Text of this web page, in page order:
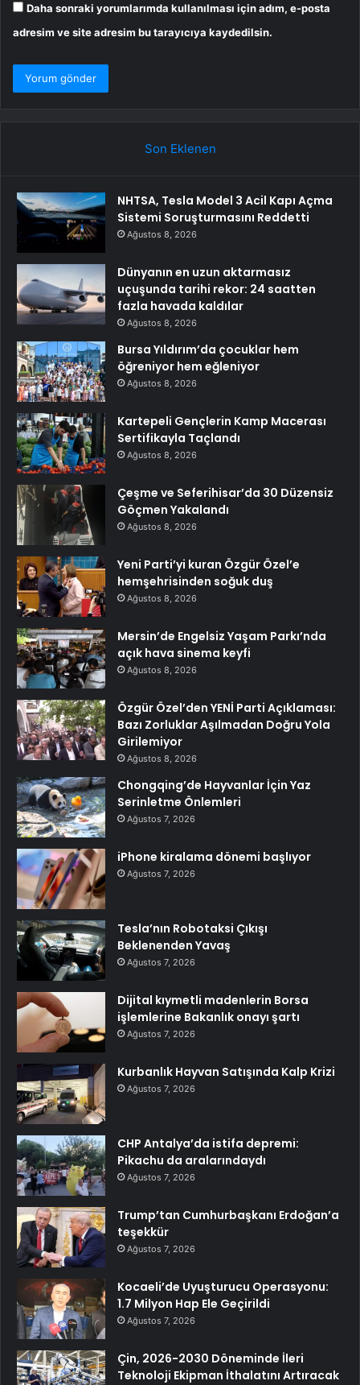
Daha sonraki yorumlarımda kullanılması için adım, e-posta
adresim ve site adresim bu tarayıcıya kaydedilsin.
Son Eklenen
NHTSA, Tesla Model 3 Acil Kapı Açma
Sistemi Soruşturmasını Reddetti
Ağustos 8, 2026
Dünyanın en uzun aktarmasız
uçuşunda tarihi rekor: 24 saatten
fazla havada kaldılar
Ağustos 8, 2026
Bursa Yıldırım’da çocuklar hem
öğreniyor hem eğleniyor
Ağustos 8, 2026
Kartepeli Gençlerin Kamp Macerası
Sertifikayla Taçlandı
Ağustos 8, 2026
Çeşme ve Seferihisar’da 30 Düzensiz
Göçmen Yakalandı
Ağustos 8, 2026
Yeni Parti’yi kuran Özgür Özel’e
hemşehrisinden soğuk duş
Ağustos 8, 2026
Mersin’de Engelsiz Yaşam Parkı’nda
açık hava sinema keyfi
Ağustos 8, 2026
Özgür Özel’den YENİ Parti Açıklaması:
Bazı Zorluklar Aşılmadan Doğru Yola
Girilemiyor
Ağustos 8, 2026
Chongqing’de Hayvanlar İçin Yaz
Serinletme Önlemleri
Ağustos 7, 2026
iPhone kiralama dönemi başlıyor
Ağustos 7, 2026
Tesla’nın Robotaksi Çıkışı
Beklenenden Yavaş
Ağustos 7, 2026
Dijital kıymetli madenlerin Borsa
işlemlerine Bakanlık onayı şartı
Ağustos 7, 2026
Kurbanlık Hayvan Satışında Kalp Krizi
Ağustos 7, 2026
CHP Antalya’da istifa depremi:
Pikachu da aralarındaydı
Ağustos 7, 2026
Trump’tan Cumhurbaşkanı Erdoğan’a
teşekkür
Ağustos 7, 2026
Kocaeli’de Uyuşturucu Operasyonu:
1.7 Milyon Hap Ele Geçirildi
Ağustos 7, 2026
Çin, 2026-2030 Döneminde İleri
Teknoloji Ekipman İthalatını Artıracak